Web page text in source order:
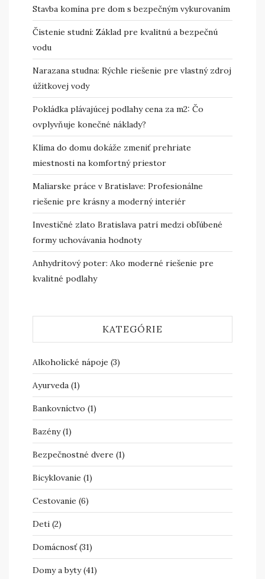
Stavba komína pre dom s bezpečným vykurovaním
Čistenie studní: Základ pre kvalitnú a bezpečnú
vodu
Narazana studna: Rýchle riešenie pre vlastný zdroj
úžitkovej vody
Pokládka plávajúcej podlahy cena za m2: Čo
ovplyvňuje konečné náklady?
Klíma do domu dokáže zmeniť prehriate
miestnosti na komfortný priestor
Maliarske práce v Bratislave: Profesionálne
riešenie pre krásny a moderný interiér
Investičné zlato Bratislava patrí medzi obľúbené
formy uchovávania hodnoty
Anhydritový poter: Ako moderné riešenie pre
kvalitné podlahy
KATEGÓRIE
Alkoholické nápoje (3)
Ayurveda (1)
Bankovníctvo (1)
Bazény(1)
Bezpečnostné dvere (1)
Bicyklovanie (1)
Cestovanie (6)
Deti (2)
Domácnosť(31)
Domy a byty(41)